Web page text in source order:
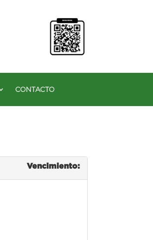
CONTACTO
Vencimiento: